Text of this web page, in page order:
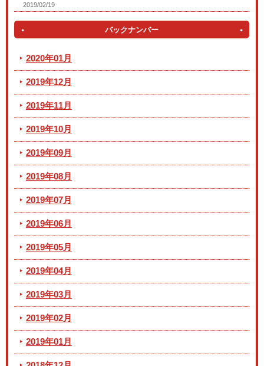
2019/02/19
バックナンバー
2020年01月
2019年12月
2019年11月
2019年10月
2019年09月
2019年08月
2019年07月
2019年06月
2019年05月
2019年04月
2019年03月
2019年02月
2019年01月